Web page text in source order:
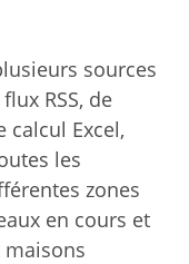
sources
RSS, de
calcul Excel,
les
zones
en cours et
maisons